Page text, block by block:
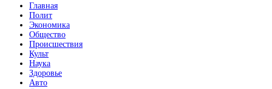
Главная
Полит
Экономика
Общество
Происшествия
Культ
Наука
Здоровье
Авто